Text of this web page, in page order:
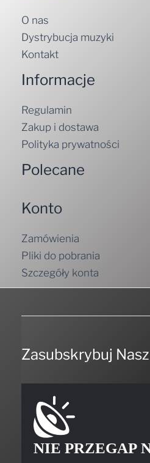
O nas
Dystrybucja muzyki
Kontakt
Informacje
Regulamin
Zakup i dostawa
Polityka prywatności
Polecane
Konto
Zamówienia
Pliki do pobrania
Szczegóły konta
Zasubskrybuj
NIE PRZEGAP